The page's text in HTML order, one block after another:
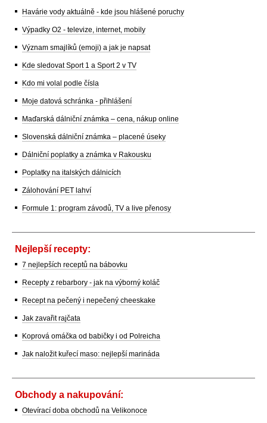
Havárie vody aktuálně - kde jsou hlášené poruchy
Výpadky O2 - televize, internet, mobily
Význam smajlíků (emoji) a jak je napsat
Kde sledovat Sport 1 a Sport 2 v TV
Kdo mi volal podle čísla
Moje datová schránka - přihlášení
Maďarská dálniční známka – cena, nákup online
Slovenská dálniční známka – placené úseky
Dálniční poplatky a známka v Rakousku
Poplatky na italských dálnicích
Zálohování PET lahví
Formule 1: program závodů, TV a live přenosy
Nejlepší recepty:
7 nejlepších receptů na bábovku
Recepty z rebarbory - jak na výborný koláč
Recept na pečený i nepečený cheeskake
Jak zavařit rajčata
Koprová omáčka od babičky i od Polreicha
Jak naložit kuřecí maso: nejlepší marináda
Obchody a nakupování:
Otevírací doba obchodů na Velikonoce